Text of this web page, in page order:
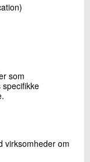
som
virksomheder om